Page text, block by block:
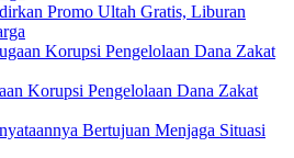
Promo Ultah Gratis, Liburan
Korupsi Pengelolaan Dana Zakat